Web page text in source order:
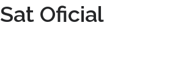
Sat Oficial